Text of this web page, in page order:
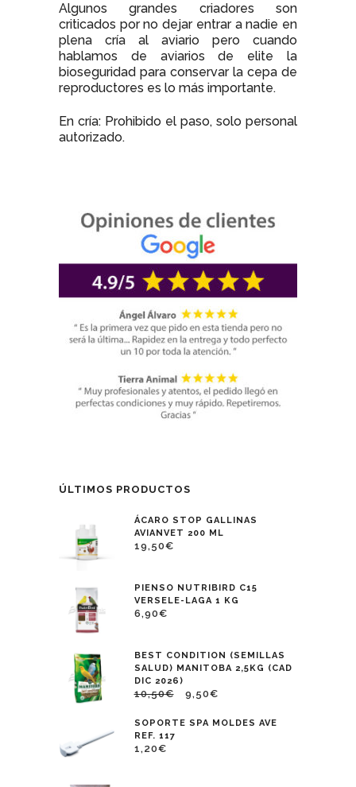
Algunos grandes criadores son
criticados por no dejar entrar a nadie en
plena cría al aviario pero cuando
hablamos de aviarios de elite la
bioseguridad para conservar la cepa de
reproductores es lo más importante.
En cría: Prohibido el paso, solo personal
autorizado.
ÚLTIMOS PRODUCTOS
ÁCARO STOP GALLINAS
AVIANVET 200 ML
19,50€
PIENSO NUTRIBIRD C15
VERSELE-LAGA 1 KG
6,90€
BEST CONDITION (SEMILLAS
SALUD) MANITOBA 2,5KG (CAD
DIC 2026)
10,50€ 9,50€
SOPORTE SPA MOLDES AVE
REF. 117
1,20€